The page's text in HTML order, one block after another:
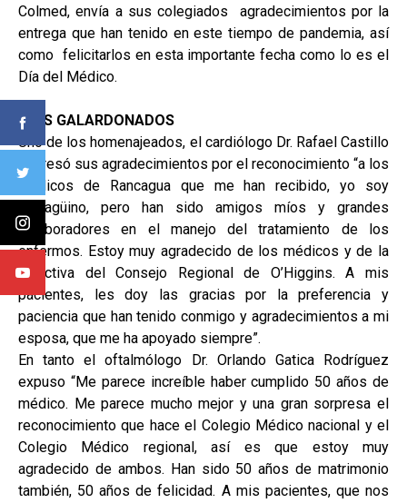
Colmed, envía a sus colegiados agradecimientos por la
entrega que han tenido en este tiempo de pandemia, así
como felicitarlos en esta importante fecha como lo es el
Día del Médico.
LOS GALARDONADOS
Uno de los homenajeados, el cardiólogo Dr. Rafael Castillo
expresó sus agradecimientos por el reconocimiento “a los
médicos de Rancagua que me han recibido, yo soy
rancagüino, pero han sido amigos míos y grandes
colaboradores en el manejo del tratamiento de los
enfermos. Estoy muy agradecido de los médicos y de la
Directiva del Consejo Regional de O’Higgins. A mis
pacientes, les doy las gracias por la preferencia y
paciencia que han tenido conmigo y agradecimientos a mi
esposa, que me ha apoyado siempre”.
En tanto el oftalmólogo Dr. Orlando Gatica Rodríguez
expuso “Me parece increíble haber cumplido 50 años de
médico. Me parece mucho mejor y una gran sorpresa el
reconocimiento que hace el Colegio Médico nacional y el
Colegio Médico regional, así es que estoy muy
agradecido de ambos. Han sido 50 años de matrimonio
también, 50 años de felicidad. A mis pacientes, que nos